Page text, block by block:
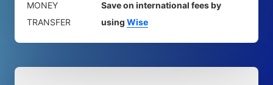
MONEY
TRANSFER
Save on international fees by
using Wise